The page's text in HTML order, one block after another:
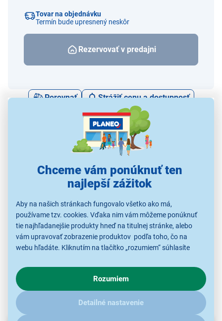
Chceme vám ponúknuť ten
najlepší zážitok
Aby na našich stránkach fungovalo všetko ako má,
používame tzv. cookies. Vďaka nim vám môžeme ponúknuť
tie najhľadanejšie produkty hneď na titulnej stránke, alebo
vám upravovať zobrazenie produktov podľa toho, čo na
webu hľadáte. Kliknutím na tlačítko „rozumiem“ súhlasíte
o chovaní na webe pre zobrazovaní cielených reklám.
V prípade že vás zaujímajú detaily, ako u nás s cookies a
ďalšími údaji pracujeme, kliknitesem.
Rozumiem
Detailné nastavenie
Tovar na objednávku
Termín bude upresnený neskôr
Rezervovať v predajni
Porovnať Strážiť cenu a dostupnosť
Alternatívy k tomuto produktu
19,99 €
Casio XR 6 WE1
17,99 €
Casio AD 4150 FP/D41-
9,99 €